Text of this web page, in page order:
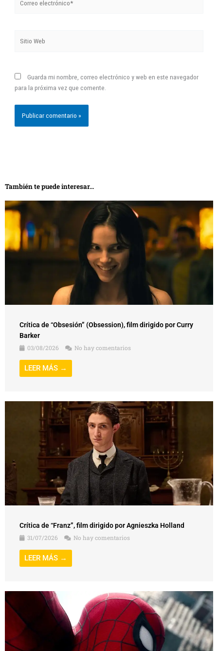
electrónico*
Web
Guarda mi nombre, correo electrónico y web en este navegador
para la próxima vez que comente.
También te puede interesar...
Crítica de “Obsesión” (Obsession), film dirigido por Curry
Barker
03/08/2026
No hay comentarios
LEER MÁS →
Crítica de “Franz”, film dirigido por Agnieszka Holland
31/07/2026
No hay comentarios
LEER MÁS →